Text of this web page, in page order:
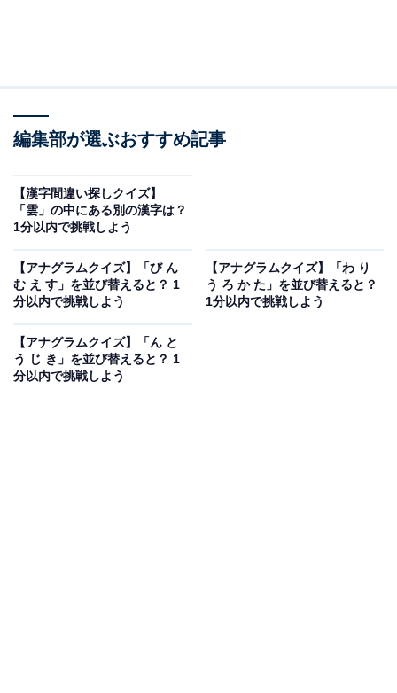
あわせて読みたい
【漢字間違い探しクイズ】「雲」の中にある
あわせて読みたい
よう！ 「爪」の中にある別の漢字は？
次ページ
編集部が選ぶおすすめ記事
【漢字間違い探しクイズ】
「雲」の中にある別の漢字は？
1分以内で挑戦しよう
【アナグラムクイズ】「び ん
む え す」を並び替えると？ 1
分以内で挑戦しよう
【アナグラムクイズ】「わ り
う ろ か た」を並び替えると？
1分以内で挑戦しよう
【アナグラムクイズ】「ん と
う じ き」を並び替えると？ 1
分以内で挑戦しよう